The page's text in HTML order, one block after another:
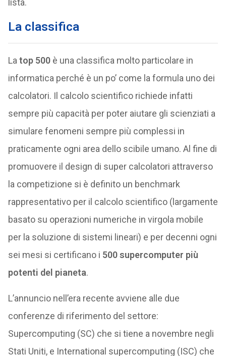
lista.
La classifica
La top 500è una classifica molto particolare in
informatica perché è un po’ come la formula uno dei
calcolatori. Il calcolo scientifico richiede infatti
sempre più capacità per poter aiutare gli scienziati a
simulare fenomeni sempre più complessi in
praticamente ogni area dello scibile umano. Al fine di
promuovere il design di super calcolatori attraverso
la competizione si è definito un benchmark
rappresentativo per il calcolo scientifico (largamente
basato su operazioni numeriche in virgola mobile
per la soluzione di sistemi lineari) e per decenni ogni
sei mesi si certificano i 500 supercomputer più
potenti del pianeta.
L’annuncio nell’era recente avviene alle due
conferenze di riferimento del settore:
Supercomputing (SC) che si tiene a novembre negli
Stati Uniti, e International supercomputing (ISC) che